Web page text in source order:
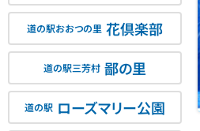
道の駅おおつの里 花倶楽部
道の駅三芳村 鄙の里
道の駅 ローズマリー公園